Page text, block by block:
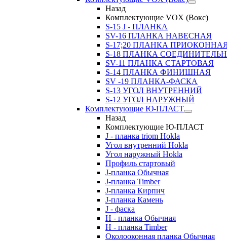
Назад
Комплектующие VOX (Вокс)
S-15 J - ПЛАНКА
SV-16 ПЛАНКА НАВЕСНАЯ
S-17;20 ПЛАНКА
S-18 ПЛАНКА
SV-11 ПЛАНКА СТАРТОВАЯ
S-14 ПЛАНКА ФИНИШНАЯ
SV -19 ПЛАНКА-ФАСКА
S-13 УГОЛ ВНУТРЕННИЙ
S-12 УГОЛ НАРУЖНЫЙ
Комплектующие Ю-ПЛАСТ
Назад
Комплектующие Ю-ПЛАСТ
J - планка triom Hokla
Угол внутренний Hokla
Угол наружный Hokla
Профиль стартовый
J-планка Обычная
J-планка Timber
J-планка Кирпич
J-планка Камень
J - фаска
Н - планка Обычная
Н - планка Timber
Околооконная планка Обычная